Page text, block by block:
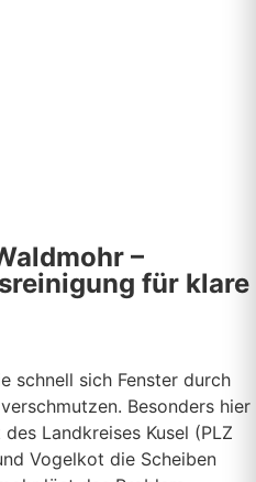
–
für klare
schnell sich Fenster durch
Besonders hier
Landkreises Kusel (PLZ
Vogelkot die Scheiben